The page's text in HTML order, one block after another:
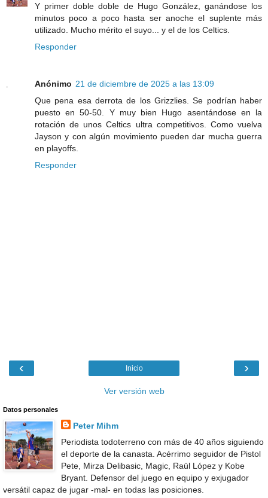
Y primer doble doble de Hugo González, ganándose los
minutos poco a poco hasta ser anoche el suplente más
utilizado. Mucho mérito el suyo... y el de los Celtics.
Responder
Anónimo 21 de diciembre de 2025 a las 13:09
Que pena esa derrota de los Grizzlies. Se podrían haber
puesto en 50-50. Y muy bien Hugo asentándose en la
rotación de unos Celtics ultra competitivos. Como vuelva
Jayson y con algún movimiento pueden dar mucha guerra
en playoffs.
Responder
‹ ›
Inicio
Ver versión web
Datos personales
Peter Mihm
Periodista todoterreno con más de 40 años siguiendo
el deporte de la canasta. Acérrimo seguidor de Pistol
Pete, Mirza Delibasic, Magic, Raül López y Kobe
Bryant. Defensor del juego en equipo y exjugador
versátil capaz de jugar -mal- en todas las posiciones.